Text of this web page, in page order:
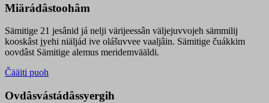
Miärádâstoohâm
Sämitige 21 jesânid já nelji värijeessân väljejuvvojeh sämmilij
kooskâst jyehi niäljád ive olášuvvee vaaljâin. Sämitige čuákkim
oovdâst Sämitige alemus meridemvääldi.
Čääiti puoh
Ovdâsvástádâssyergih